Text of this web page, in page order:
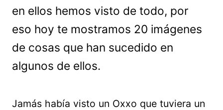
en ellos hemos visto de todo, por
eso hoy te mostramos 20 imágenes
de cosas que han sucedido en
algunos de ellos.
Jamás había visto un Oxxo que tuviera un